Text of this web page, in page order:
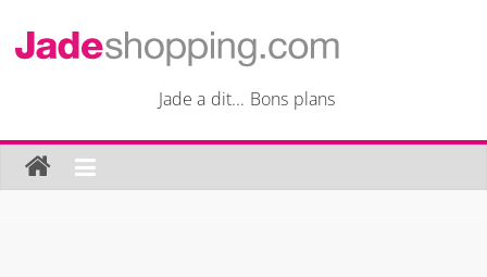
contenu
Jade
Shopping
Jade
Jade a dit... Bons plans